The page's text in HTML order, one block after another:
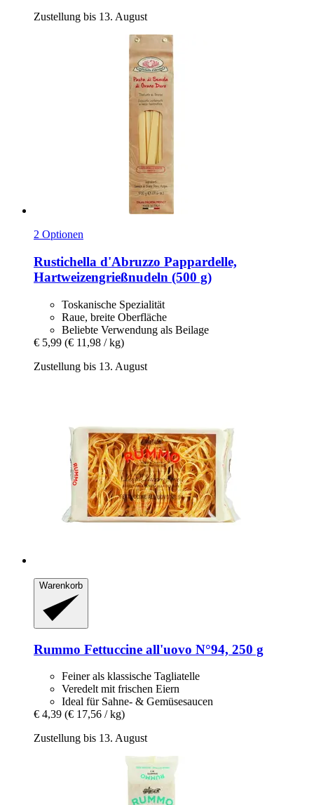
Zustellung bis 13. August
2 Optionen
Rustichella d'Abruzzo Pappardelle,
Hartweizengrießnudeln (500 g)
Toskanische Spezialität
Raue, breite Oberfläche
Beliebte Verwendung als Beilage
€ 5,99 (€ 11,98 / kg)
Zustellung bis 13. August
Warenkorb
Rummo Fettuccine all'uovo N°94, 250 g
Feiner als klassische Tagliatelle
Veredelt mit frischen Eiern
Ideal für Sahne- & Gemüsesaucen
€ 4,39 (€ 17,56 / kg)
Zustellung bis 13. August